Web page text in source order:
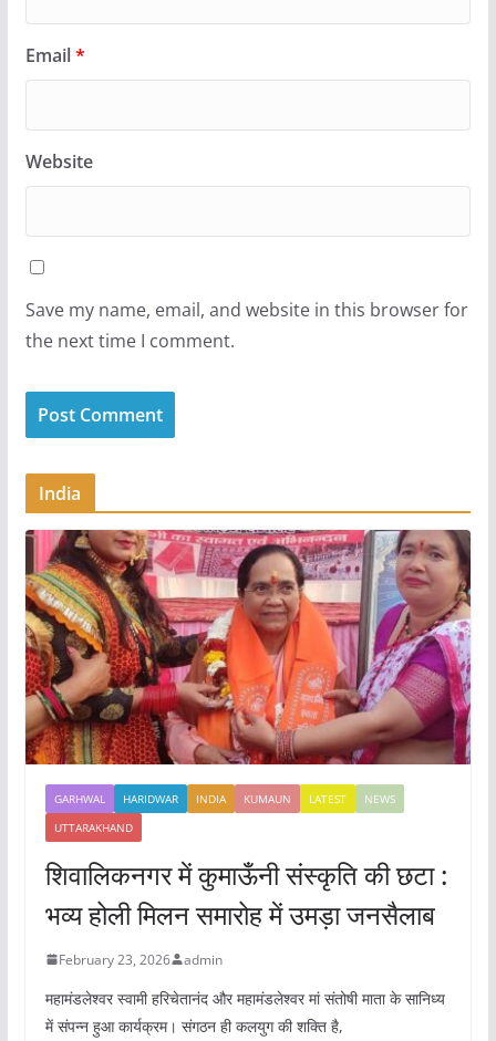
Email*
Website
Save my name, email, and website in this browser for
the next time I comment.
India
GARHWAL HARIDWAR INDIA KUMAUN LATEST
NEWS
UTTARAKHAND
शिवालिकनगर में कुमाऊँनी संस्कृति की छटा :
भव्य होली मिलन समारोह में उमड़ा जनसैलाब
February 23, 2026 admin
महामंडलेश्वर स्वामी हरिचेतानंद और महामंडलेश्वर मां संतोषी माता के सानिध्य
में संपन्न हुआ कार्यक्रम। संगठन ही कलयुग की शक्ति है,